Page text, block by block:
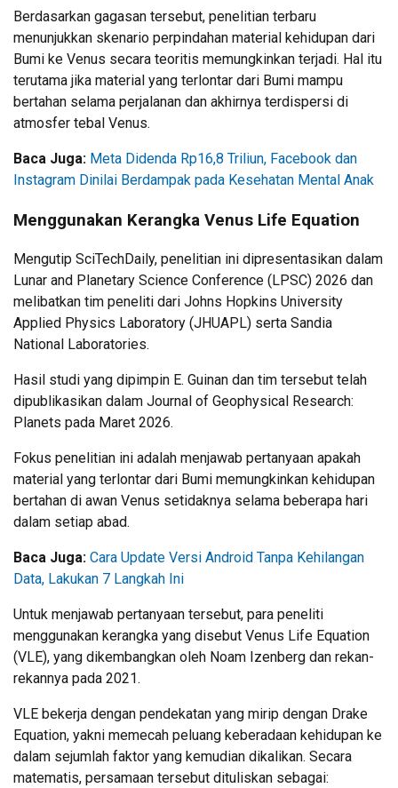
Berdasarkan gagasan tersebut, penelitian terbaru
menunjukkan skenario perpindahan material kehidupan dari
Bumi ke Venus secara teoritis memungkinkan terjadi. Hal itu
terutama jika material yang terlontar dari Bumi mampu
bertahan selama perjalanan dan akhirnya terdispersi di
atmosfer tebal Venus.
Baca Juga: Meta Didenda Rp16,8 Triliun, Facebook dan
Instagram Dinilai Berdampak pada Kesehatan Mental Anak
Menggunakan Kerangka Venus Life Equation
Mengutip SciTechDaily, penelitian ini dipresentasikan dalam
Lunar and Planetary Science Conference (LPSC) 2026 dan
melibatkan tim peneliti dari Johns Hopkins University
Applied Physics Laboratory (JHUAPL) serta Sandia
National Laboratories.
Hasil studi yang dipimpin E. Guinan dan tim tersebut telah
dipublikasikan dalam Journal of Geophysical Research:
Planets pada Maret 2026.
Fokus penelitian ini adalah menjawab pertanyaan apakah
material yang terlontar dari Bumi memungkinkan kehidupan
bertahan di awan Venus setidaknya selama beberapa hari
dalam setiap abad.
Baca Juga: Cara Update Versi Android Tanpa Kehilangan
Data, Lakukan 7 Langkah Ini
Untuk menjawab pertanyaan tersebut, para peneliti
menggunakan kerangka yang disebut Venus Life Equation
(VLE), yang dikembangkan oleh Noam Izenberg dan rekan-
rekannya pada 2021.
VLE bekerja dengan pendekatan yang mirip dengan Drake
Equation, yakni memecah peluang keberadaan kehidupan ke
dalam sejumlah faktor yang kemudian dikalikan. Secara
matematis, persamaan tersebut dituliskan sebagai: